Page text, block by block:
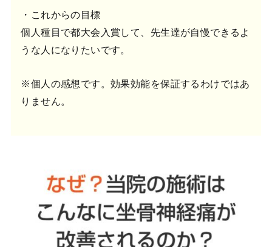
・これからの目標
個人種目で都大会入賞して、先生達が自慢できるよ
うな人になりたいです。
※個人の感想です。効果効能を保証するわけではあ
りません。